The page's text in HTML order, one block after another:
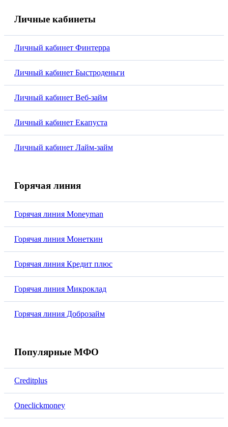
Личные кабинеты
Личный кабинет Финтерра
Личный кабинет Быстроденьги
Личный кабинет Веб-займ
Личный кабинет Екапуста
Личный кабинет Лайм-займ
Горячая линия
Горячая линия Moneyman
Горячая линия Монеткин
Горячая линия Кредит плюс
Горячая линия Микроклад
Горячая линия Доброзайм
Популярные МФО
Creditplus
Oneclickmoney